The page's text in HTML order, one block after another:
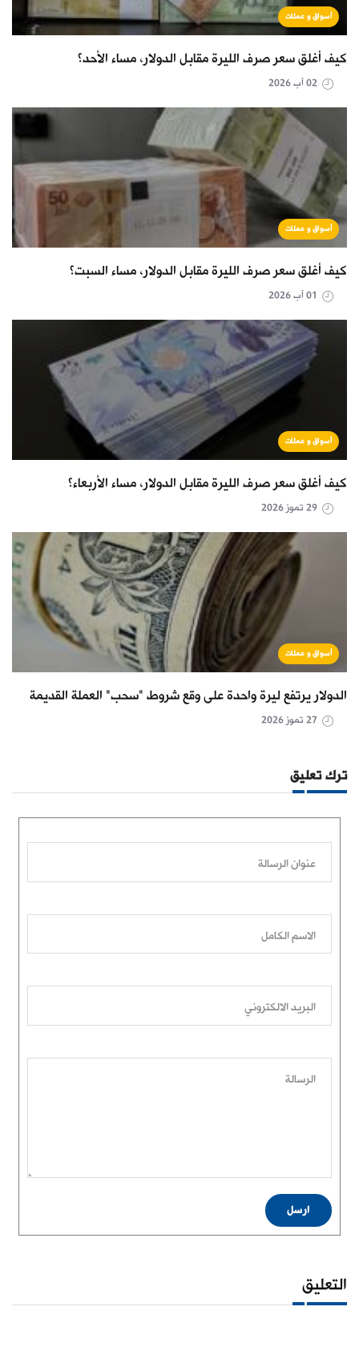
أسواق و عملات
كيف أغلق سعر صرف الليرة مقابل الدولار، مساء الأحد؟
أسواق و عملات
كيف أغلق سعر صرف الليرة مقابل الدولار، مساء السبت؟
أسواق و عملات
كيف أغلق سعر صرف الليرة مقابل الدولار، مساء الأربعاء؟
أسواق و عملات
الدولار يرتفع ليرة واحدة على وقع شروط "سحب" العملة القديمة
ترك تعليق
عنوان الرسالة
الاسم الكامل
البريد الالكتروني
الرسالة
ارسل
التعليق